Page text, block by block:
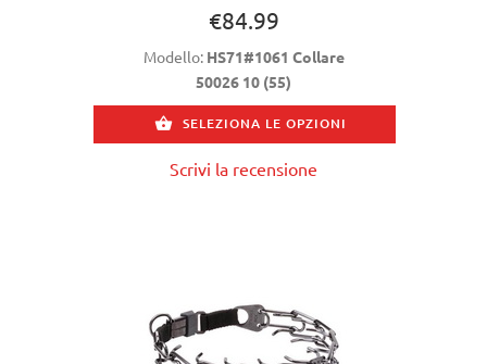
€84.99
Modello: HS71#1061 Collare
50026 10 (55)
SELEZIONA LE OPZIONI
Scrivi la recensione